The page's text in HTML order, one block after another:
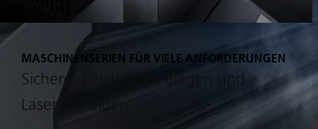
MASCHINENSERIEN FÜR VIELE ANFORDERUNGEN
Sicherer Einstieg ins Biegen und
Laserschneiden